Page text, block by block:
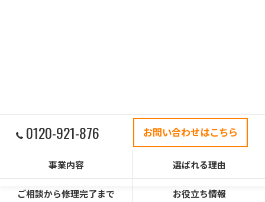
0120-921-876 お問い合わせはこちら
事業内容 選ばれる理由
ご相談から修理完了まで お役立ち情報